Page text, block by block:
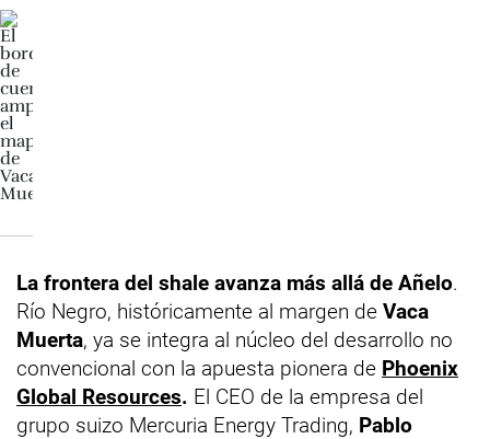
La frontera del shale avanza más allá de Añelo.
Río Negro, históricamente al margen de Vaca
Muerta, ya se integra al núcleo del desarrollo no
convencional con la apuesta pionera de Phoenix
Global Resources. El CEO de la empresa del
grupo suizo Mercuria Energy Trading, Pablo